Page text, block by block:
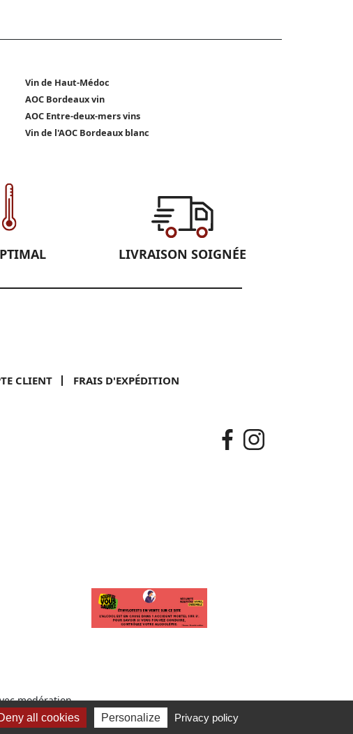
Vin de Haut-Médoc
AOC Bordeaux vin
AOC Entre-deux-mers vins
Vin de l'AOC Bordeaux blanc
LIVRAISON SOIGNÉE
CLIENT FRAIS D'EXPÉDITION
modération.
all cookies Personalize Privacy policy